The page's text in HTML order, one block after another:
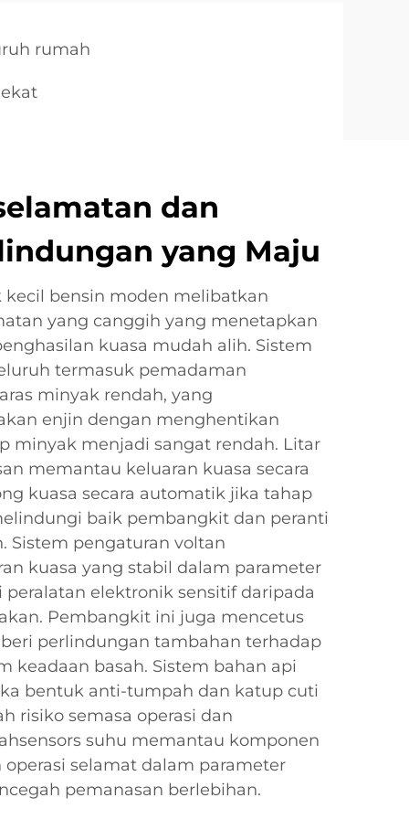
rumah
dan
yang Maju
bensin moden melibatkan
yang canggih yang menetapkan
kuasa mudah alih. Sistem
termasuk pemadaman
minyak rendah, yang
enjin dengan menghentikan
minyak menjadi sangat rendah. Litar
memantau keluaran kuasa secara
kuasa secara automatik jika tahap
baik pembangkit dan peranti
Sistem pengaturan voltan
kuasa yang stabil dalam parameter
elektronik sensitif daripada
Pembangkit ini juga mencetus
perlindungan tambahan terhadap
keadaan basah. Sistem bahan api
bentuk anti-tumpah dan katup cuti
risiko semasa operasi dan
suhu memantau komponen
selamat dalam parameter
pemanasan berlebihan.